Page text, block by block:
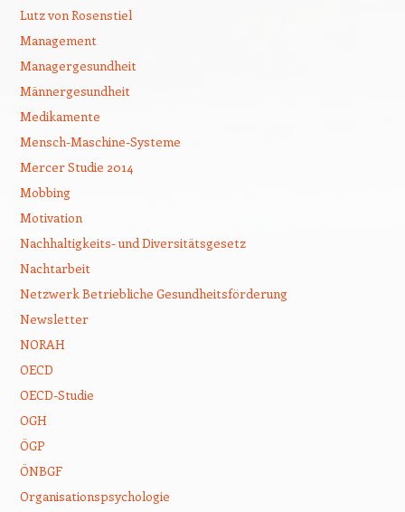
Lutz von Rosenstiel
Management
Managergesundheit
Männergesundheit
Medikamente
Mensch-Maschine-Systeme
Mercer Studie 2014
Mobbing
Motivation
Nachhaltigkeits- und Diversitätsgesetz
Nachtarbeit
Netzwerk Betriebliche Gesundheitsförderung
Newsletter
NORAH
OECD
OECD-Studie
OGH
ÖGP
ÖNBGF
Organisationspsychologie